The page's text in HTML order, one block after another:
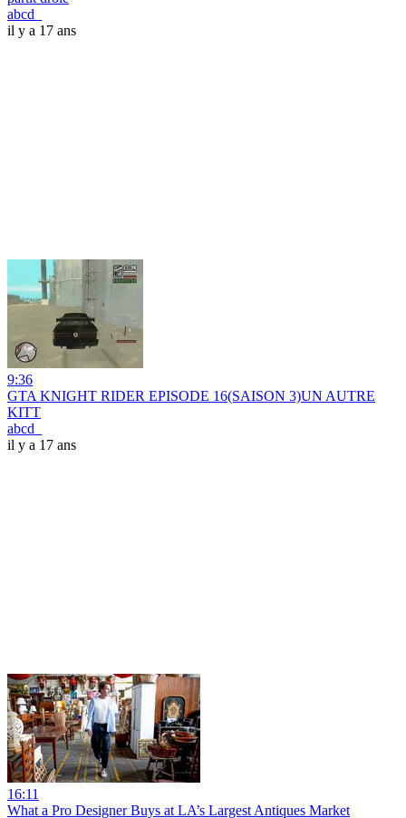
abcd_
il y a 17 ans
9:36
GTA KNIGHT RIDER EPISODE 16(SAISON 3)UN AUTRE
KITT
abcd_
il y a 17 ans
16:11
What a Pro Designer Buys at LA’s Largest Antiques Market